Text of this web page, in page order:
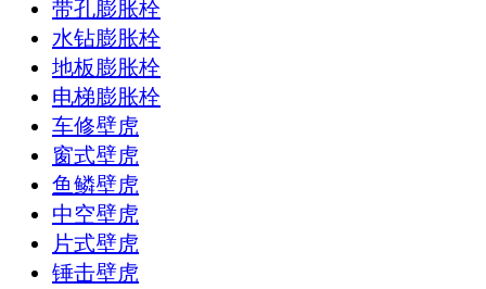
带孔膨胀栓
水钻膨胀栓
地板膨胀栓
电梯膨胀栓
车修壁虎
窗式壁虎
鱼鳞壁虎
中空壁虎
片式壁虎
锤击壁虎